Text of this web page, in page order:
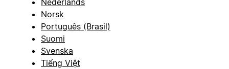
Norsk
Português (Brasil)
Suomi
Svenska
Tiếng Việt